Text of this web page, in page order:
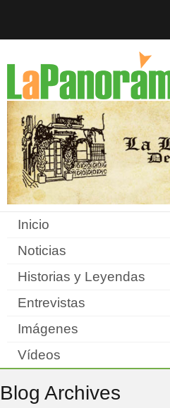
Inicio
Noticias
Historias y Leyendas
Entrevistas
Imágenes
Vídeos
Blog Archives